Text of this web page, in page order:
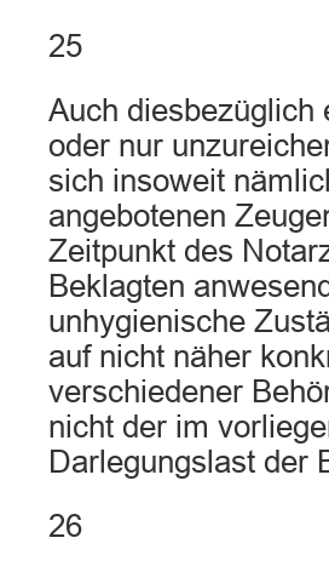
25
Auch diesbezüglich
oder nur
sich insoweit
angebotenen
Zeitpunkt des
Beklagten
unhygienische
auf nicht näher
verschiedener
nicht der im
Darlegungslast der
26